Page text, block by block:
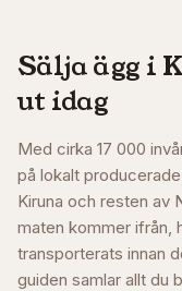
Sälja ägg i
ut idag
Med cirka 17 000
på lokalt
Kiruna och resten av
maten kommer ifrån,
transporterats innan
guiden samlar allt du